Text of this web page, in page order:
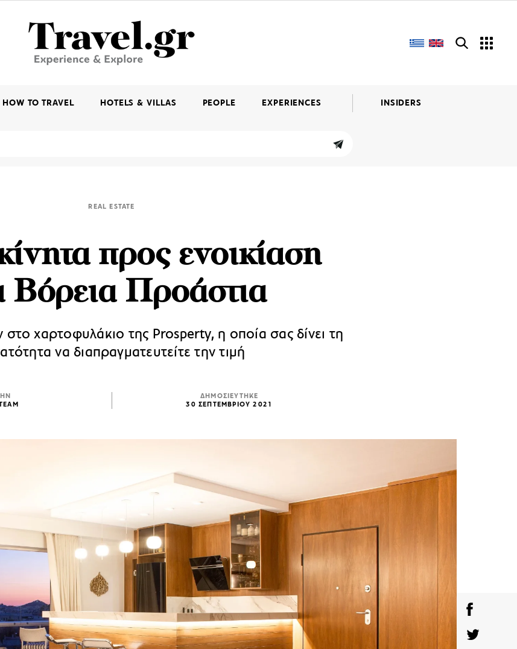
HOW TO TRAVEL HOTELS & VILLAS PEOPLE EXPERIENCES INSIDERS
REAL ESTATE
προς ενοικίαση
Βόρεια Προάστια
στο χαρτοφυλάκιο της Prosperty, η οποία σας δίνει τη
να διαπραγματευτείτε την τιμή
ΔΗΜΟΣΙΕΥΤΗΚΕ
30 ΣΕΠΤΕΜΒΡΙΟΥ 2021